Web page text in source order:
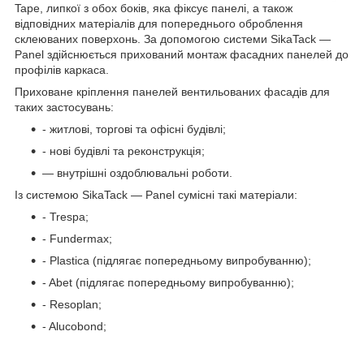
Tape, липкої з обох боків, яка фіксує панелі, а також
відповідних матеріалів для попереднього оброблення
склеюваних поверхонь. За допомогою системи SikaTack —
Panel здійснюється прихований монтаж фасадних панелей до
профілів каркаса.
Приховане кріплення панелей вентильованих фасадів для
таких застосувань:
- житлові, торгові та офісні будівлі;
- нові будівлі та реконструкція;
— внутрішні оздоблювальні роботи.
Із системою SikaTack — Panel сумісні такі матеріали:
- Trespa;
- Fundermax;
- Plastica (підлягає попередньому випробуванню);
- Abet (підлягає попередньому випробуванню);
- Resoplan;
- Alucobond;